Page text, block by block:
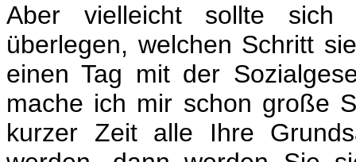
Aber vielleicht sollte sich
überlegen, welchen Schritt
einen Tag mit der
mache ich mir schon große
kurzer Zeit alle Ihre